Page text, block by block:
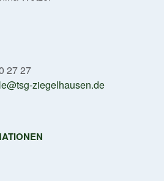
27 27
ziegelhausen.de